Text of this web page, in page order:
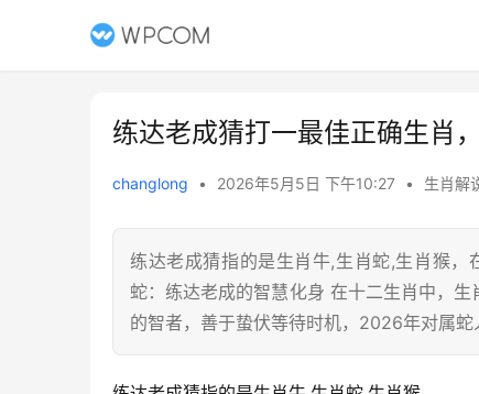
练达老成猜打一最佳正确生肖
changlong • 2026年5月5日 下午10:27 • 生肖解
练达老成猜指的是生肖牛,生肖蛇,生肖猴
蛇：练达老成的智慧化身 在十二生肖中，
的智者，善于蛰伏等待时机，2026年对属蛇